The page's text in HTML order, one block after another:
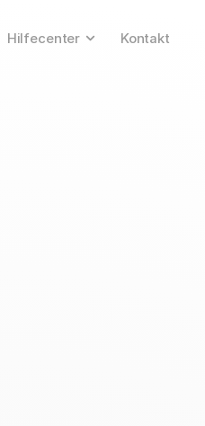
Hilfecenter Kontakt